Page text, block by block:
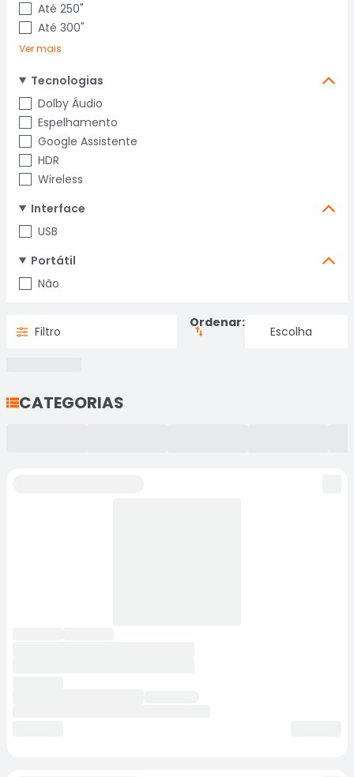
Até 250"
Até 300"
Ver mais
Tecnologias
Dolby Áudio
Espelhamento
Google Assistente
HDR
Wireless
Interface
USB
Portátil
Não
Filtro
Ordenar:
CATEGORIAS